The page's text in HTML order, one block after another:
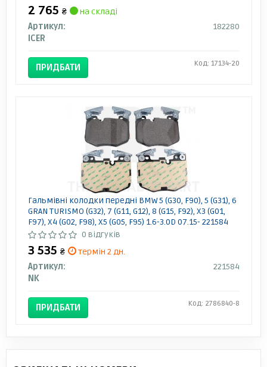
2 765 ₴
на складі
Артикул:
182280
ICER
ПРИДБАТИ Код: 17134-20
Гальмівні колодки передні BMW 5 (G30, F90), 5 (G31), 6
GRAN TURISMO (G32), 7 (G11, G12), 8 (G15, F92), X3 (G01,
F97), X4 (G02, F98), X5 (G05, F95) 1.6-3.0D 07.15- 221584
NK
0 відгуків
3 535 ₴
термін 2 дн.
Артикул:
221584
NK
ПРИДБАТИ Код: 2786840-8